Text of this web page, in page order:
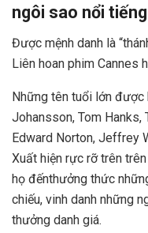
ngôi sao nổi tiếng
Được mệnh danh là
Liên hoan phim Cannes
Những tên tuổi lớn được
Johansson, Tom Hanks,
Edward Norton, Jeffrey
Xuất hiện rực rỡ trên t
họ đếnthưởng thức
chiếu, vinh danh những
thưởng danh giá.